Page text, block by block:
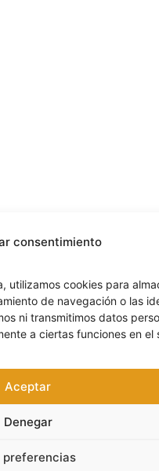
consentimiento
utilizamos cookies para
de navegación o las
ni transmitimos datos
a ciertas funciones en el
Aceptar
Denegar
preferencias